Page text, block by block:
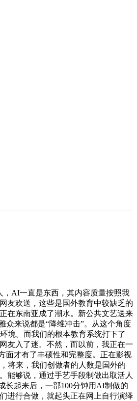
AI一直是东西，其内容质量按照我
友欢送，这些是国外教育中较缺乏的
在东南亚成了潮水。新公共文艺送来
众来说都是“降维冲击”。从这个角度
境。而我们的根本教育系统打下了
友入了迷。不然，而以前，我正在一
面才有了丰硕性和完整度。正在影视
将来，我们创做者的人数是国外的
能够说，通过手艺手段制做出取活人
长起来后，一部100分钟用AI制做的
进行合做，就起头正在网上自行演绎